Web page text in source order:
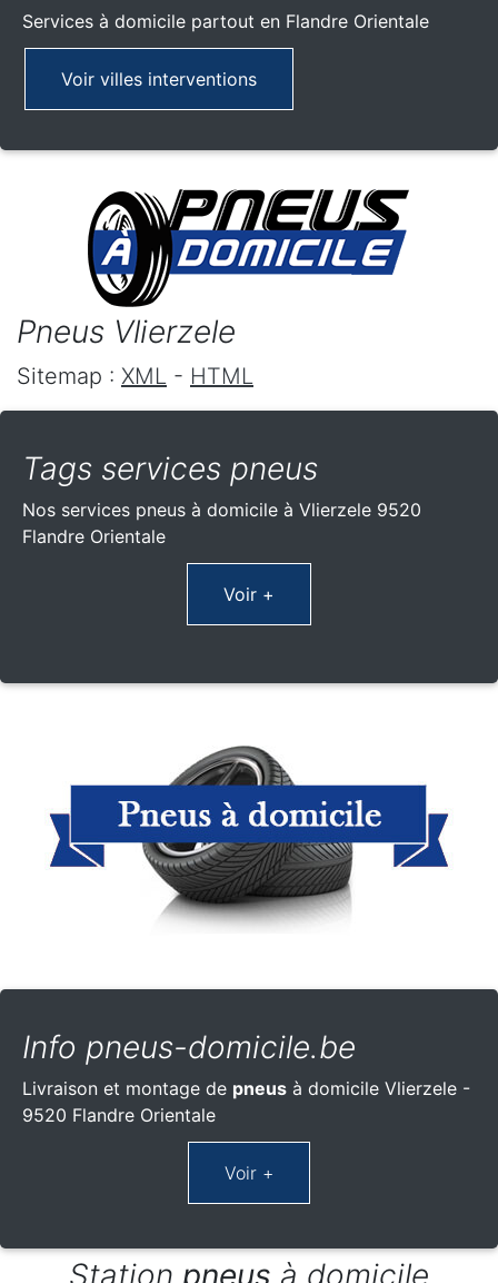
Services à domicile partout en Flandre Orientale
Voir villes interventions
Pneus Vlierzele
Sitemap : XML - HTML
Tags services pneus
Nos services pneus à domicile à Vlierzele 9520
Flandre Orientale
Voir +
Info pneus-domicile.be
Livraison et montage de pneus à domicile Vlierzele -
9520 Flandre Orientale
Station pneus à domicile